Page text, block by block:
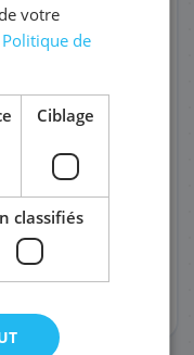
votre
Politique de
Ciblage
classifiés